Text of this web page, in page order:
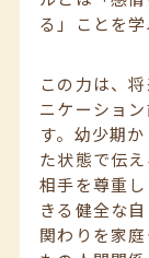
る」ことを学
この力は、
ニケーショ
す。幼少期
た状態で伝
相手を尊重
きる健全な
関わりを家